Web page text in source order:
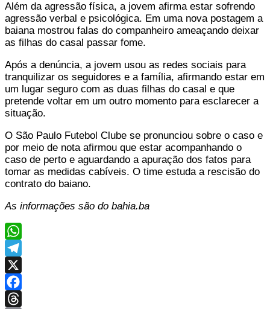
Além da agressão física, a jovem afirma estar sofrendo
agressão verbal e psicológica. Em uma nova postagem a
baiana mostrou falas do companheiro ameaçando deixar
as filhas do casal passar fome.
Após a denúncia, a jovem usou as redes sociais para
tranquilizar os seguidores e a família, afirmando estar em
um lugar seguro com as duas filhas do casal e que
pretende voltar em um outro momento para esclarecer a
situação.
O São Paulo Futebol Clube se pronunciou sobre o caso e
por meio de nota afirmou que estar acompanhando o
caso de perto e aguardando a apuração dos fatos para
tomar as medidas cabíveis. O time estuda a rescisão do
contrato do baiano.
As informações são do bahia.ba
WhatsApp
Telegram
X
Facebook